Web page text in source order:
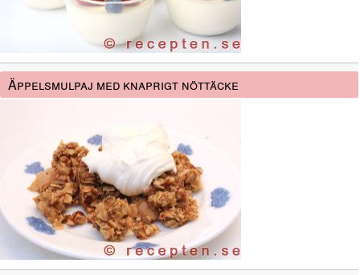
Äppelsmulpaj med knaprigt nöttäcke